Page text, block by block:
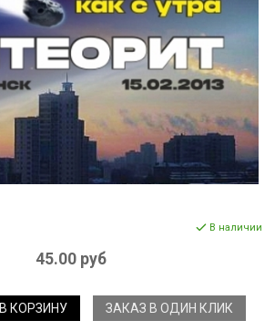
В наличии
45.00 руб
В КОРЗИНУ ЗАКАЗ В ОДИН КЛИК